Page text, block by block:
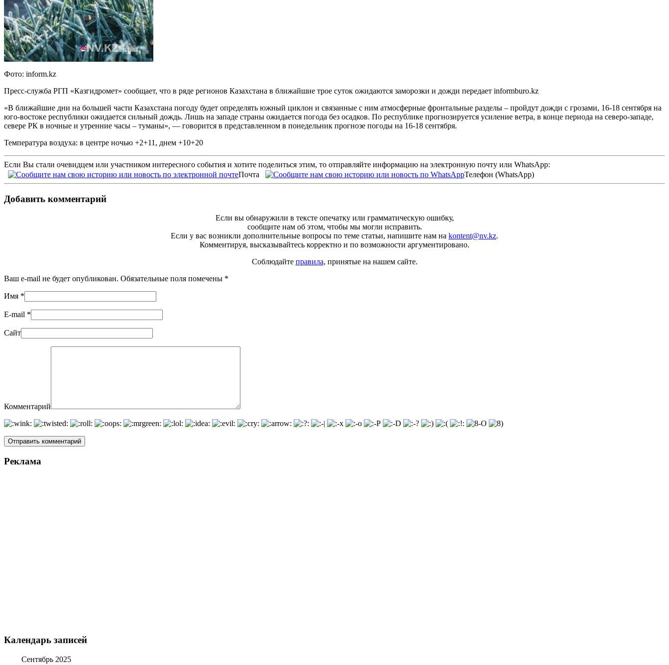
Фото: inform.kz
Пресс-служба РГП «Казгидромет» сообщает, что в ряде регионов Казахстана в ближайшие трое суток ожидаются заморозки и дожди передает informburo.kz
«В ближайшие дни на большей части Казахстана погоду будет определять южный циклон и связанные с ним атмосферные фронтальные разделы – пройдут дожди с грозами, 16-18 сентября на
юго-востоке республики ожидается сильный дождь. Лишь на западе страны ожидается погода без осадков. По республике прогнозируется усиление ветра, в конце периода на северо-западе,
севере РК в ночные и утренние часы – туманы», — говорится в представленном в понедельник прогнозе погоды на 16-18 сентября.
Температура воздуха: в центре ночью +2+11, днем +10+20
Если Вы стали очевидцем или участником интересного события и хотите поделиться этим, то отправляйте информацию на электронную почту или WhatsApp:
Почта
Телефон (WhatsApp)
Добавить комментарий
Если вы обнаружили в тексте опечатку или грамматическую ошибку,
сообщите нам об этом, чтобы мы могли исправить.
Если у вас возникли дополнительные вопросы по теме статьи, напишите нам на kontent@nv.kz.
Комментируя, высказывайтесь корректно и по возможности аргументировано.
Соблюдайте правила, принятые на нашем сайте.
Ваш e-mail не будет опубликован. Обязательные поля помечены *
Имя *
E-mail *
Сайт
Комментарий
Реклама
Календарь записей
Сентябрь 2025